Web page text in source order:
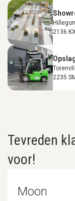
2136
2235
Tevreden
voor!
Moon